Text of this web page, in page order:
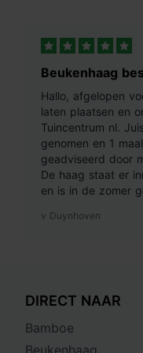
Beukenhaag
Hallo, afgelopen
laten plaatsen en
Tuincentrum nl.
genomen en 1
geadviseerd door
De haag staat er
en is in de zomer
v Duynhoven
DIRECT NAAR
Bamboe
Beukenhaag